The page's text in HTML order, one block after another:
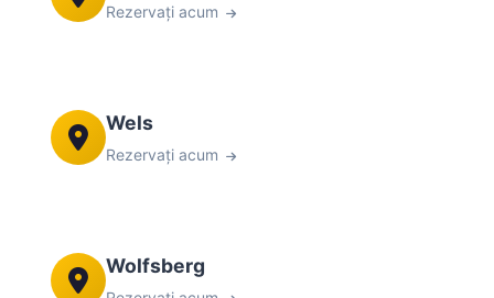
Rezervați acum
Wels
Rezervați acum
Wolfsberg